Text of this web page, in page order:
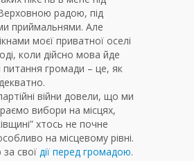
радою, під
приймальнями. Але
моєї приватної оселі
коли дійсно мова йде
питання громади – це, як
війни довели, що ми
вибори на місцях,
хтось не почне
на місцевому рівні.
за свої дії перед громадою.